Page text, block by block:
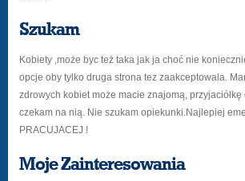
Szukam
Kobiety ,może byc też taka jak ja choć nie
opcje oby tylko druga strona tez zaakceptowala.
zdrowych kobiet może macie znajomą,
czekam na nią. Nie szukam opiekunki.Najlepiej
PRACUJACEJ !
Moje Zainteresowania